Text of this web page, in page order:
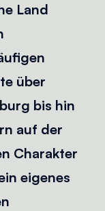
Land
über
bis hin
auf der
Charakter
eigenes